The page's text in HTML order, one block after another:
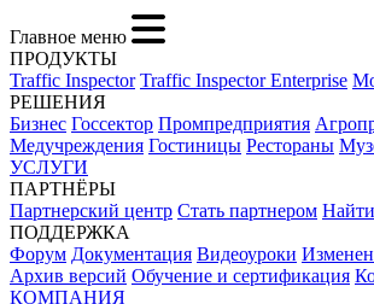
Главное меню
ПРОДУКТЫ
Traffic Inspector Traffic Inspector Enterprise
РЕШЕНИЯ
Бизнес Госсектор Промпредприятия
Медучреждения Гостиницы Рестораны
УСЛУГИ
ПАРТНЁРЫ
Партнерский центр Стать партнером
ПОДДЕРЖКА
Форум Документация Видеоуроки
Архив версий Обучение и сертификация
КОМПАНИЯ